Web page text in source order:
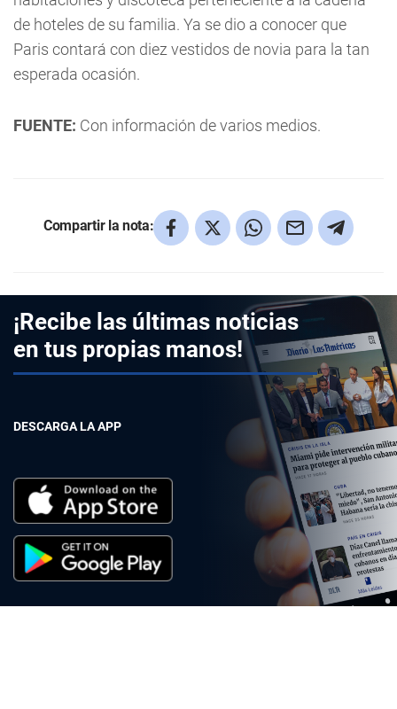
de hoteles de su familia. Ya se dio a conocer que
Paris contará con diez vestidos de novia para la tan
esperada ocasión.
FUENTE: Con información de varios medios.
Compartir la nota:
¡Recibe las últimas noticias
en tus propias manos!
DESCARGA LA APP